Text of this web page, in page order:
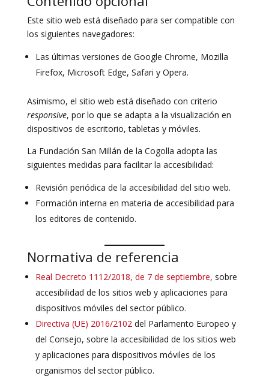
Este sitio web está diseñado para ser compatible con
los siguientes navegadores:
Las últimas versiones de Google Chrome, Mozilla
Firefox, Microsoft Edge, Safari y Opera.
Asimismo, el sitio web está diseñado con criterio
responsive, por lo que se adapta a la visualización en
dispositivos de escritorio, tabletas y móviles.
La Fundación San Millán de la Cogolla adopta las
siguientes medidas para facilitar la accesibilidad:
Revisión periódica de la accesibilidad del sitio web.
Formación interna en materia de accesibilidad para
los editores de contenido.
Normativa de referencia
Real Decreto 1112/2018, de 7 de septiembre, sobre
accesibilidad de los sitios web y aplicaciones para
dispositivos móviles del sector público.
Directiva (UE) 2016/2102del Parlamento Europeo y
del Consejo, sobre la accesibilidad de los sitios web
y aplicaciones para dispositivos móviles de los
organismos del sector público.